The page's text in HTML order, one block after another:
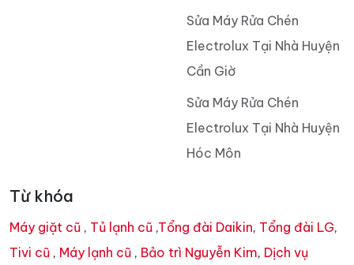
Sửa Máy Rửa Chén
Electrolux Tại Nhà Huyện
Cần Giờ
Sửa Máy Rửa Chén
Electrolux Tại Nhà Huyện
Hóc Môn
Từ khóa
Máy giặt cũ , Tủ lạnh cũ ,Tổng đài Daikin, Tổng đài LG,
Tivi cũ , Máy lạnh cũ , Bảo trì Nguyễn Kim, Dịch vụ